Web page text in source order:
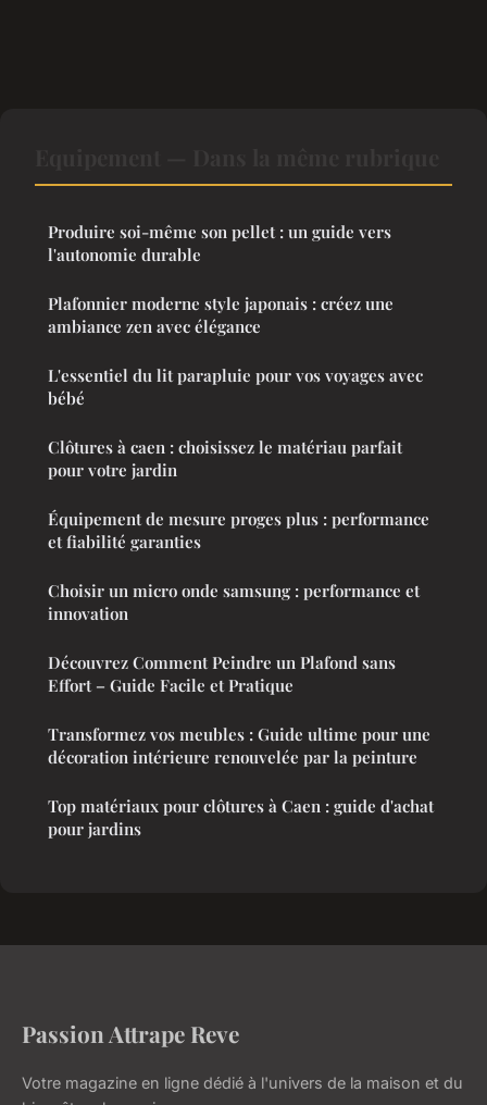
Produire soi-même son pellet : un guide vers
l'autonomie durable
Plafonnier moderne style japonais : créez une
ambiance zen avec élégance
L'essentiel du lit parapluie pour vos voyages avec
bébé
Clôtures à caen : choisissez le matériau parfait
pour votre jardin
Équipement de mesure proges plus : performance
et fiabilité garanties
Choisir un micro onde samsung : performance et
innovation
Découvrez Comment Peindre un Plafond sans
Effort – Guide Facile et Pratique
Transformez vos meubles : Guide ultime pour une
décoration intérieure renouvelée par la peinture
Top matériaux pour clôtures à Caen : guide d'achat
pour jardins
Passion Attrape Reve
Votre magazine en ligne dédié à l'univers de la maison et du